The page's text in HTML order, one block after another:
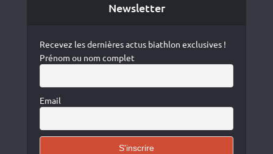
Newsletter
Recevez les dernières actus biathlon exclusives !
Prénom ou nom complet
Email